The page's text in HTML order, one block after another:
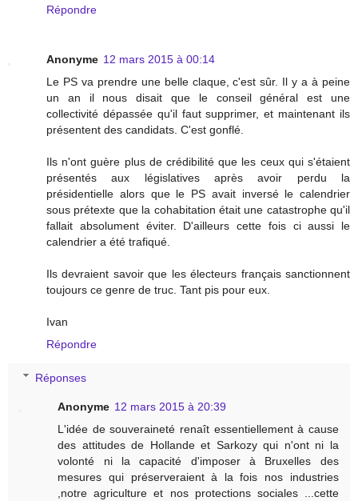
Répondre
Anonyme 12 mars 2015 à 00:14
Le PS va prendre une belle claque, c'est sûr. Il y a à peine
un an il nous disait que le conseil général est une
collectivité dépassée qu'il faut supprimer, et maintenant ils
présentent des candidats. C'est gonflé.
Ils n'ont guère plus de crédibilité que les ceux qui s'étaient
présentés aux législatives après avoir perdu la
présidentielle alors que le PS avait inversé le calendrier
sous prétexte que la cohabitation était une catastrophe qu'il
fallait absolument éviter. D'ailleurs cette fois ci aussi le
calendrier a été trafiqué.
Ils devraient savoir que les électeurs français sanctionnent
toujours ce genre de truc. Tant pis pour eux.
Ivan
Répondre
Réponses
Anonyme 12 mars 2015 à 20:39
L'idée de souveraineté renaît essentiellement à cause
des attitudes de Hollande et Sarkozy qui n'ont ni la
volonté ni la capacité d'imposer à Bruxelles des
mesures qui préserveraient à la fois nos industries
,notre agriculture et nos protections sociales ...cette